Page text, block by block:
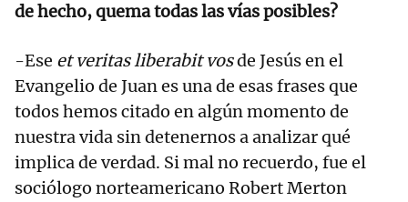
de hecho, quema todas las vías posibles?
-Ese et veritas liberabit vosde Jesús en el
Evangelio de Juan es una de esas frases que
todos hemos citado en algún momento de
nuestra vida sin detenernos a analizar qué
implica de verdad. Si mal no recuerdo, fue el
sociólogo norteamericano Robert Merton